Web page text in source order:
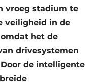
vroeg stadium te
veiligheid in de
het de
drivesystemen
de intelligente